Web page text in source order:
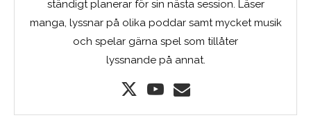
ständigt planerar för sin nästa session. Läser
manga, lyssnar på olika poddar samt mycket musik
och spelar gärna spel som tillåter
lyssnande på annat.